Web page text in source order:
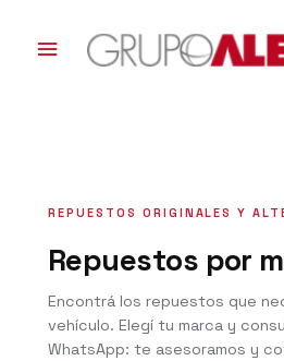
contenidoMenú
REPUESTOS ORIGINALES Y
Repuestos por
Encontrá los repuestos que
vehículo. Elegí tu marca y
WhatsApp: te asesoramos y